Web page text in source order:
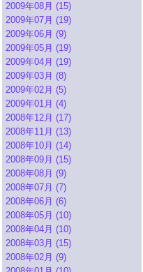
2009年08月 (15)
2009年07月 (19)
2009年06月 (9)
2009年05月 (19)
2009年04月 (19)
2009年03月 (8)
2009年02月 (5)
2009年01月 (4)
2008年12月 (17)
2008年11月 (13)
2008年10月 (14)
2008年09月 (15)
2008年08月 (9)
2008年07月 (7)
2008年06月 (6)
2008年05月 (10)
2008年04月 (10)
2008年03月 (15)
2008年02月 (9)